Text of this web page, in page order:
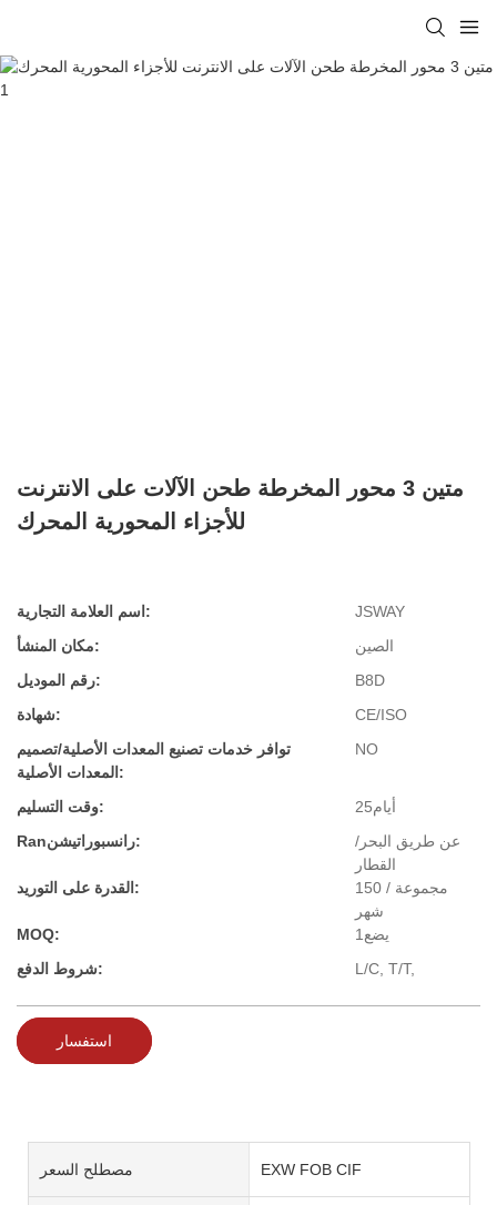
متين 3 محور المخرطة طحن الآلات على الانترنت
للأجزاء المحورية المحرك
اسم العلامة التجارية:
JSWAY
مكان المنشأ:
الصين
رقم الموديل:
B8D
شهادة:
CE/ISO
توافر خدمات تصنيع المعدات الأصلية/تصميم
المعدات الأصلية:
NO
وقت التسليم:
أيام25
Ranرانسبوراتيشن:
عن طريق البحر/
القطار
القدرة على التوريد:
150 مجموعة /
شهر
MOQ:
يضع1
شروط الدفع:
L/C, T/T,
استفسار
مصطلح السعر EXW FOB CIF